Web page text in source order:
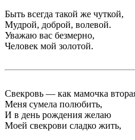
Быть всегда такой же чуткой,
Мудрой, доброй, волевой.
Уважаю вас безмерно,
Человек мой золотой.
Свекровь — как мамочка
Меня сумела полюбить,
И в день рождения желаю
Моей свекрови сладко жить,